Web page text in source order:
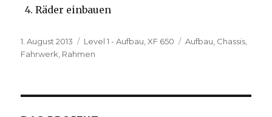
Räder einbauen
Veröffentlicht
am
1. August 2013 Kategorien
Level 1 - Aufbau,XF 650 Schlagwörter
Aufbau, Chassis,
Fahrwerk, Rahmen